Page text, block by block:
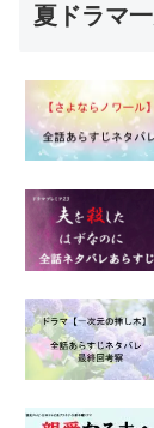
夏ドラマ